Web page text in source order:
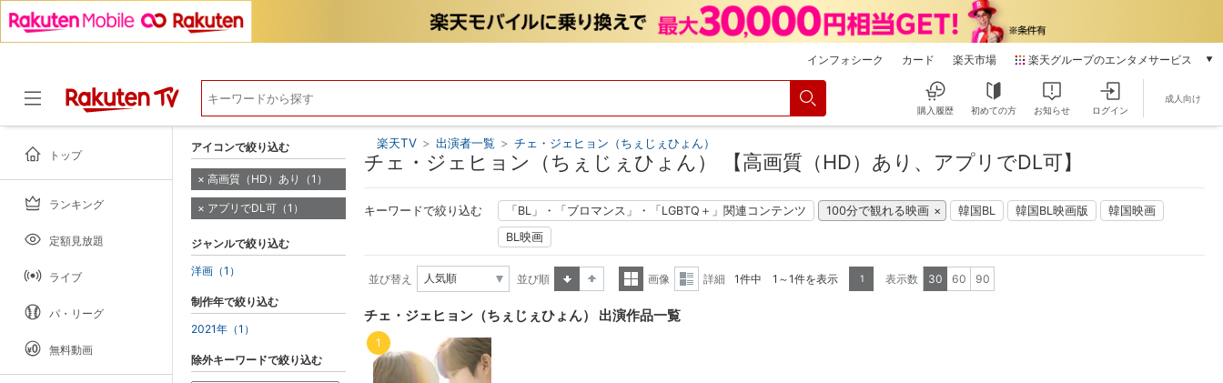
インフォシーク カード 楽天市場 楽天グループのエンタメサービス
本/ゲーム/CD/DVD
電子書籍
雑誌読み放題
動画配信
購入履歴 初めての方 お知らせ ログイン
成人向け
トップ
ランキング
定額見放題
ライブ
パ・リーグ
無料動画
楽天TV > 出演者一覧 > チェ・ジェヒョン（ちぇじぇひょん）
チェ・ジェヒョン（ちぇじぇひょん） 【高画質（HD）あり、アプリでDL可】
キーワードで絞り込む 「BL」・「ブロマンス」・「LGBTQ＋」関連コンテンツ 100分で観れる映画 韓国BL 韓国BL映画版
韓国映画
BL映画
並び替え
並び順
表示
画像
表示
詳細 1件中 1～1件を表示 1 表示数 30 60 90
チェ・ジェヒョン（ちぇじぇひょん） 出演作品一覧
1
アイコンで絞り込む
高画質（HD）あり（1）
アプリでDL可（1）
ジャンルで絞り込む
洋画（1）
制作年で絞り込む
2021年（1）
除外キーワードで絞り込む